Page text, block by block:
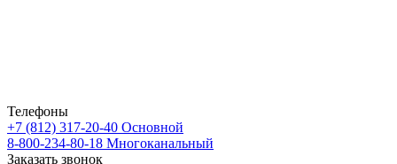
Телефоны
+7 (812) 317-20-40 Основной
8-800-234-80-18 Многоканальный
Заказать звонок